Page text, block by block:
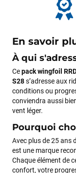
En savoir
À qui
Cepack wingfoil
S28s’adresse aux
conditions ou
conviendra aussi
vent léger.
Pourquoi
Avec plus de 25 ans
est une marque
Chaque élément de
confort, votre
François
J’ai commandé un
commande
avec moi les